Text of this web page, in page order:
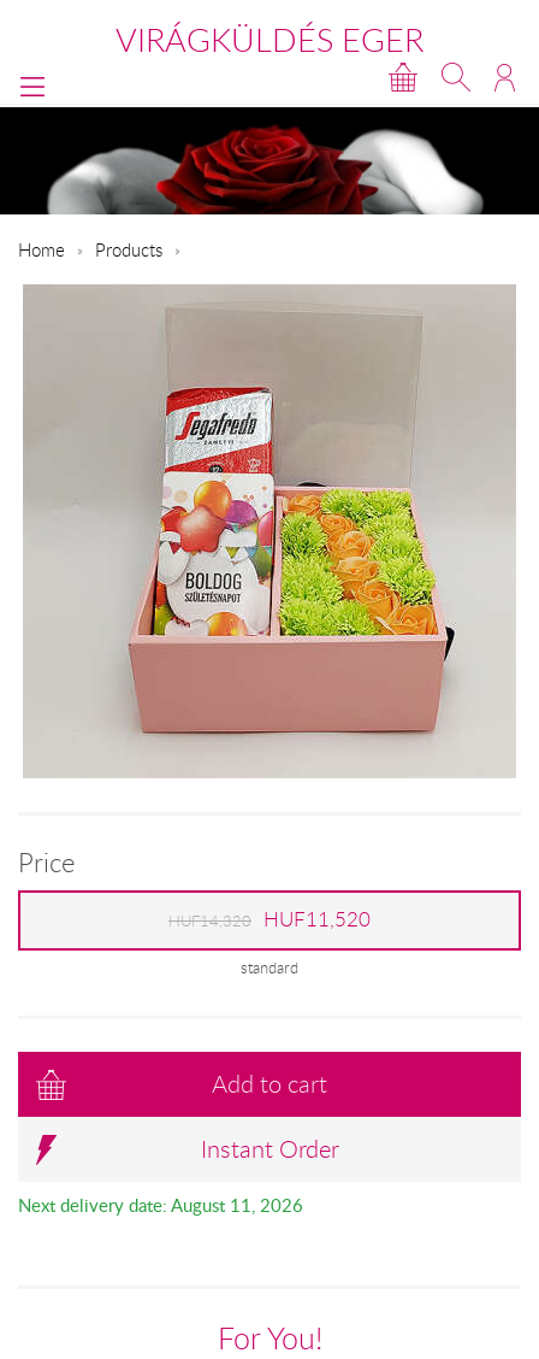
VIRÁGKÜLDÉS EGER
Home Products
Price
HUF14,320 HUF11,520
standard
Add to cart
Instant Order
Next delivery date: August 11, 2026
For You!